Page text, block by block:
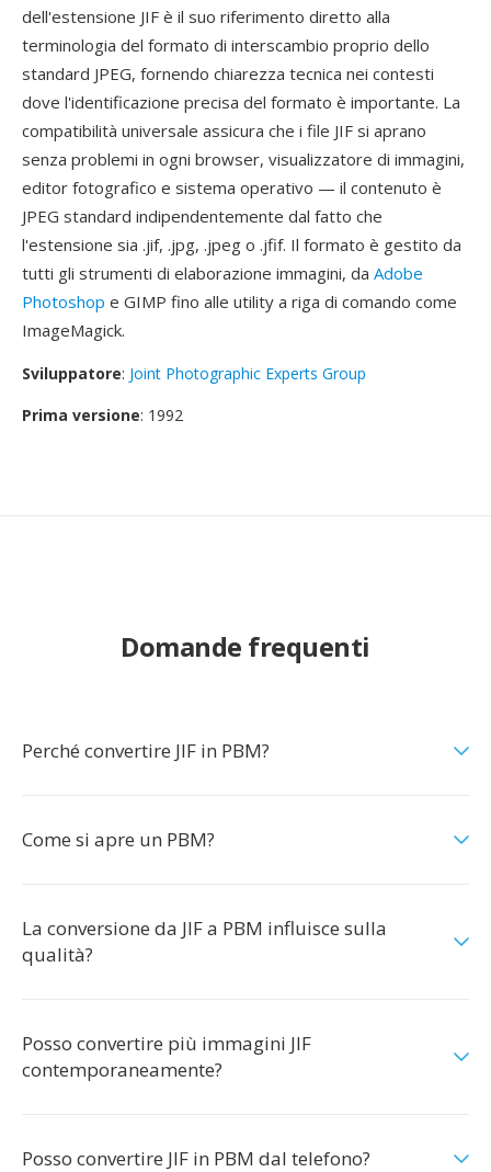
dell'estensione JIF è il suo riferimento diretto alla
terminologia del formato di interscambio proprio dello
standard JPEG, fornendo chiarezza tecnica nei contesti
dove l'identificazione precisa del formato è importante. La
compatibilità universale assicura che i file JIF si aprano
senza problemi in ogni browser, visualizzatore di immagini,
editor fotografico e sistema operativo — il contenuto è
JPEG standard indipendentemente dal fatto che
l'estensione sia .jif, .jpg, .jpeg o .jfif. Il formato è gestito da
tutti gli strumenti di elaborazione immagini, da Adobe
Photoshop e GIMP fino alle utility a riga di comando come
ImageMagick.
Sviluppatore: Joint Photographic Experts Group
Prima versione: 1992
Domande frequenti
Perché convertire JIF in PBM?
Come si apre un PBM?
La conversione da JIF a PBM influisce sulla
qualità?
Posso convertire più immagini JIF
contemporaneamente?
Posso convertire JIF in PBM dal telefono?